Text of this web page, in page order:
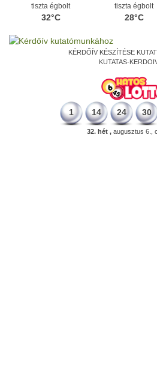
tiszta égbolt
32°C
tiszta égbolt
28°C
KÉRDŐÍV KÉSZÍTÉSE
KUTATAS-
1 14 24 30
32. hét ,augusztus 6.,